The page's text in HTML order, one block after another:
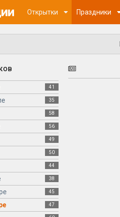
Открытки Праздники
41
35
58
56
49
50
44
38
45
47